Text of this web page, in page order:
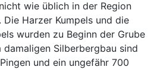
wie üblich in der Region
Harzer Kumpels und die
wurden zu Beginn der Grube
Silberbergbau sind
und ein ungefähr 700